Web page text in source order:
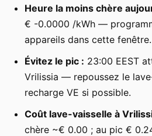
Heure la moins chère
€ -0.0000 /kWh —
appareils dans cette fenêtre.
Évitez le pic : 23:00 EEST
Vrilissia — repoussez le
recharge VE si possible.
Coût lave-vaisselle à
chère ~€ 0.00 ; au pic €